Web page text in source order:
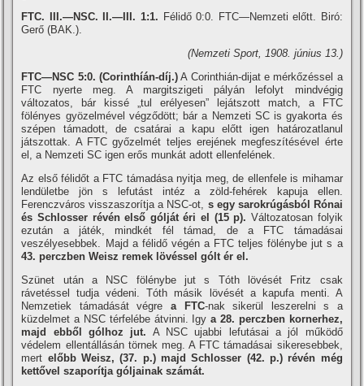
FTC. III.—NSC. II.—III. 1:1. Félidő 0:0. FTC—Nemzeti előtt. Biró:
Gerő (BAK.).
(Nemzeti Sport, 1908. június 13.)
FTC—NSC 5:0. (Corinthí­án-dí­j.) A Corinthián-dijat e mérkőzéssel a
FTC nyerte meg. A margitszigeti pályán lefolyt mindvégig
változatos, bár kissé „tul erélyesen” lejátszott match, a FTC
fölényes gyözelmével végződött; bár a Nemzeti SC is gyakorta és
szépen támadott, de csatárai a kapu előtt igen határozatlanul
játszottak. A FTC győzelmét teljes erejének megfeszí­tésével érte
el, a Nemzeti SC igen erős munkát adott ellenfelének.
Az első félidőt a FTC támadása nyitja meg, de ellenfele is mihamar
lendületbe jön s lefutást intéz a zöld-fehérek kapuja ellen.
Ferenczváros visszaszorí­tja a NSC-ot, s egy sarokrúgásból Rónai
és Schlosser révén első gólját éri el (15 p). Változatosan folyik
ezután a játék, mindkét fél támad, de a FTC támadásai
veszélyesebbek. Majd a félidő végén a FTC teljes fölénybe jut s a
43. perczben Weisz remek lövéssel gólt ér el.
Szünet után a NSC fölénybe jut s Tóth lövését Fritz csak
rávetéssel tudja védeni. Tóth másik lövését a kapufa menti. A
Nemzetiek támadását végre a FTC-nak sikerül leszerelni s a
küzdelmet a NSC térfelébe átvinni. Igya 28. perczben kornerhez,
majd ebből gólhoz jut. A NSC ujabbi lefutásai a jól működő
védelem ellentállásán törnek meg. A FTC támadásai sikeresebbek,
mert előbb Weisz, (37. p.) majd Schlosser (42. p.) révén még
kettővel szaporí­tja góljainak számát.